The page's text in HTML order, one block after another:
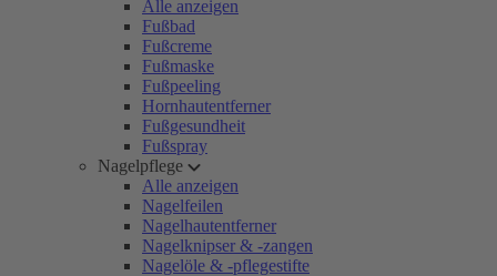
Alle anzeigen
Fußbad
Fußcreme
Fußmaske
Fußpeeling
Hornhautentferner
Fußgesundheit
Fußspray
Nagelpflege
Alle anzeigen
Nagelfeilen
Nagelhautentferner
Nagelknipser & -zangen
Nagelöle & -pflegestifte